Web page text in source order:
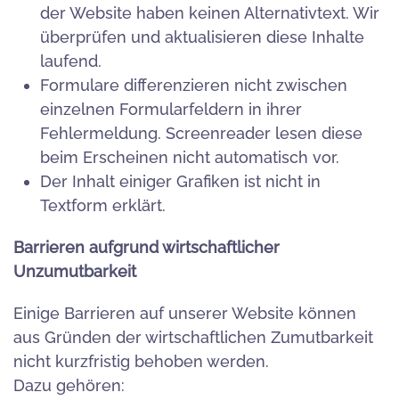
der Website haben keinen Alternativtext. Wir
überprüfen und aktualisieren diese Inhalte
laufend.
Formulare differenzieren nicht zwischen
einzelnen Formularfeldern in ihrer
Fehlermeldung. Screenreader lesen diese
beim Erscheinen nicht automatisch vor.
Der Inhalt einiger Grafiken ist nicht in
Textform erklärt.
Barrieren aufgrund wirtschaftlicher
Unzumutbarkeit
Einige Barrieren auf unserer Website können
aus Gründen der wirtschaftlichen Zumutbarkeit
nicht kurzfristig behoben werden.
Dazu gehören: